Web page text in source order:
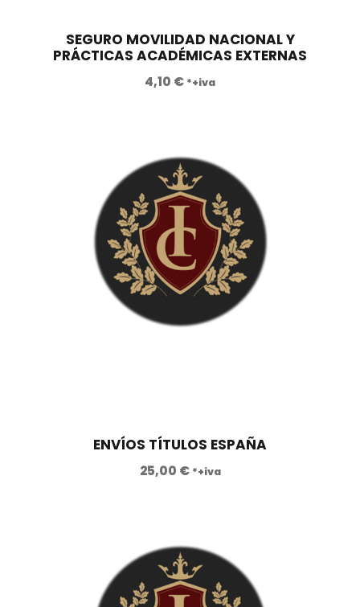
a
:
8
0
0
.
9
0
.
SEGURO MOVILIDAD NACIONAL Y
PRÁCTICAS ACADÉMICAS EXTERNAS
4,10 € *+iva
ENVÍOS TÍTULOS ESPAÑA
25,00 € *+iva